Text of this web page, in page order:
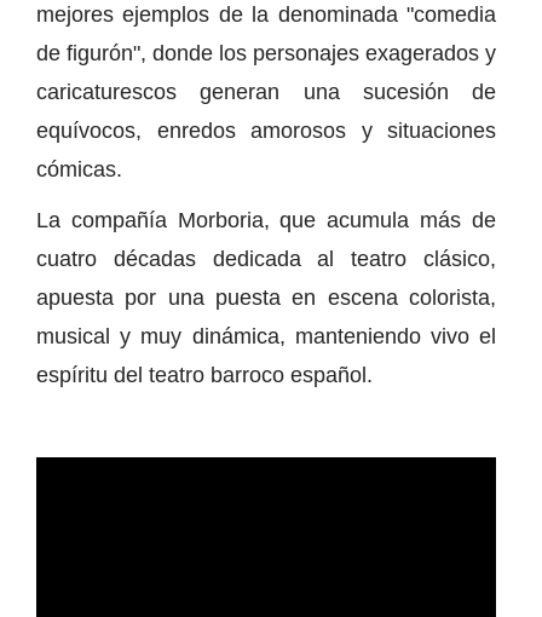
mejores ejemplos de la denominada "comedia
de figurón", donde los personajes exagerados y
caricaturescos generan una sucesión de
equívocos, enredos amorosos y situaciones
cómicas.
La compañía Morboria, que acumula más de
cuatro décadas dedicada al teatro clásico,
apuesta por una puesta en escena colorista,
musical y muy dinámica, manteniendo vivo el
espíritu del teatro barroco español.